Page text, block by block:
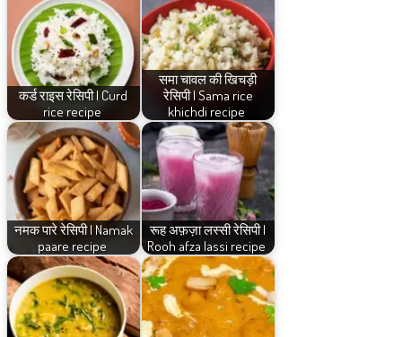
कर्ड राइस रेसिपी | Curd
rice recipe
समा चावल की खिचड़ी
रेसिपी | Sama rice
khichdi recipe
नमक पारे रेसिपी | Namak
paare recipe
रूह अफ़ज़ा लस्सी रेसिपी |
Rooh afza lassi recipe